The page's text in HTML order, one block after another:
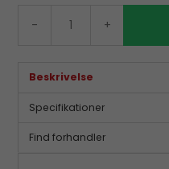
- +
Beskrivelse
Specifikationer
Find forhandler